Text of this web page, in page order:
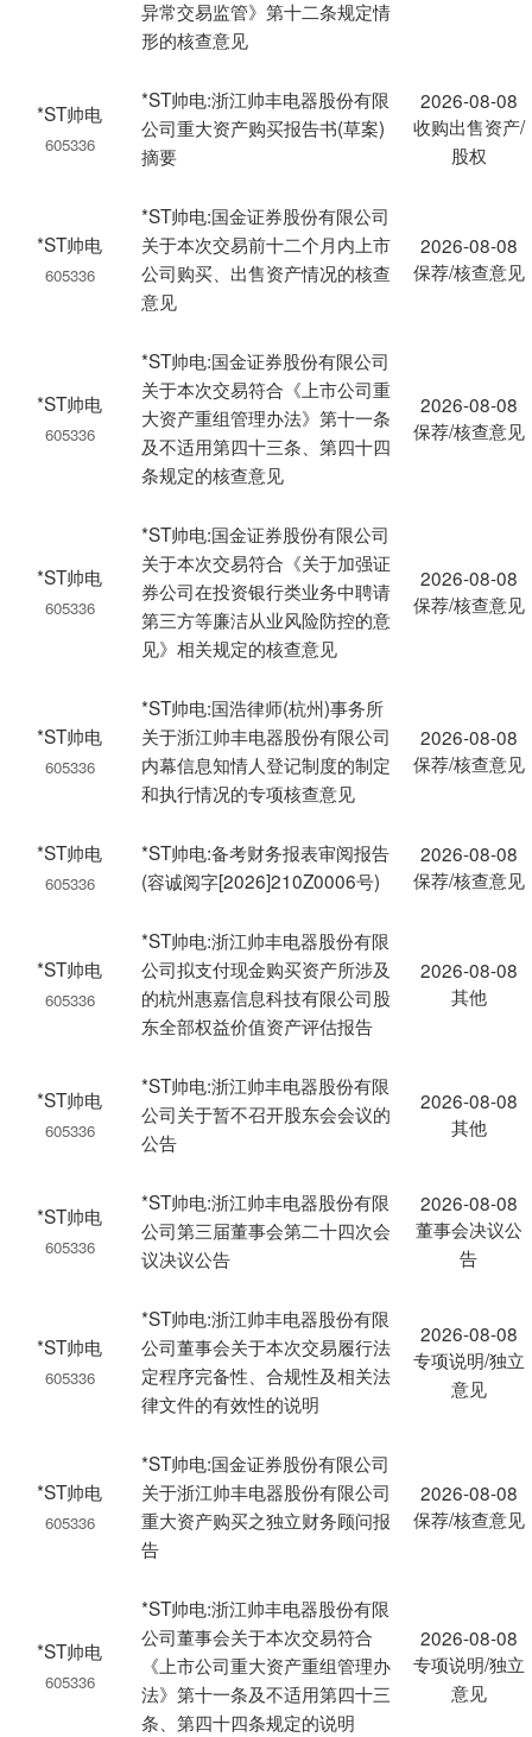
异常交易监管》第十二条规定情
形的核查意见
*ST帅电
605336
*ST帅电:浙江帅丰电器股份有限
公司重大资产购买报告书(草案)
摘要
2026-08-08
收购出售资产/
股权
*ST帅电
605336
*ST帅电:国金证券股份有限公司
关于本次交易前十二个月内上市
公司购买、出售资产情况的核查
意见
2026-08-08
保荐/核查意见
*ST帅电
605336
*ST帅电:国金证券股份有限公司
关于本次交易符合《上市公司重
大资产重组管理办法》第十一条
及不适用第四十三条、第四十四
条规定的核查意见
2026-08-08
保荐/核查意见
*ST帅电
605336
*ST帅电:国金证券股份有限公司
关于本次交易符合《关于加强证
券公司在投资银行类业务中聘请
第三方等廉洁从业风险防控的意
见》相关规定的核查意见
2026-08-08
保荐/核查意见
*ST帅电
605336
*ST帅电:国浩律师(杭州)事务所
关于浙江帅丰电器股份有限公司
内幕信息知情人登记制度的制定
和执行情况的专项核查意见
2026-08-08
保荐/核查意见
*ST帅电
605336
*ST帅电:备考财务报表审阅报告
(容诚阅字[2026]210Z0006号)
2026-08-08
保荐/核查意见
*ST帅电
605336
*ST帅电:浙江帅丰电器股份有限
公司拟支付现金购买资产所涉及
的杭州惠嘉信息科技有限公司股
东全部权益价值资产评估报告
2026-08-08
其他
*ST帅电
605336
*ST帅电:浙江帅丰电器股份有限
公司关于暂不召开股东会会议的
公告
2026-08-08
其他
*ST帅电
605336
*ST帅电:浙江帅丰电器股份有限
公司第三届董事会第二十四次会
议决议公告
2026-08-08
董事会决议公
告
*ST帅电
605336
*ST帅电:浙江帅丰电器股份有限
公司董事会关于本次交易履行法
定程序完备性、合规性及相关法
律文件的有效性的说明
2026-08-08
专项说明/独立
意见
*ST帅电
605336
*ST帅电:国金证券股份有限公司
关于浙江帅丰电器股份有限公司
重大资产购买之独立财务顾问报
告
2026-08-08
保荐/核查意见
*ST帅电
605336
*ST帅电:浙江帅丰电器股份有限
公司董事会关于本次交易符合
《上市公司重大资产重组管理办
法》第十一条及不适用第四十三
条、第四十四条规定的说明
2026-08-08
专项说明/独立
意见